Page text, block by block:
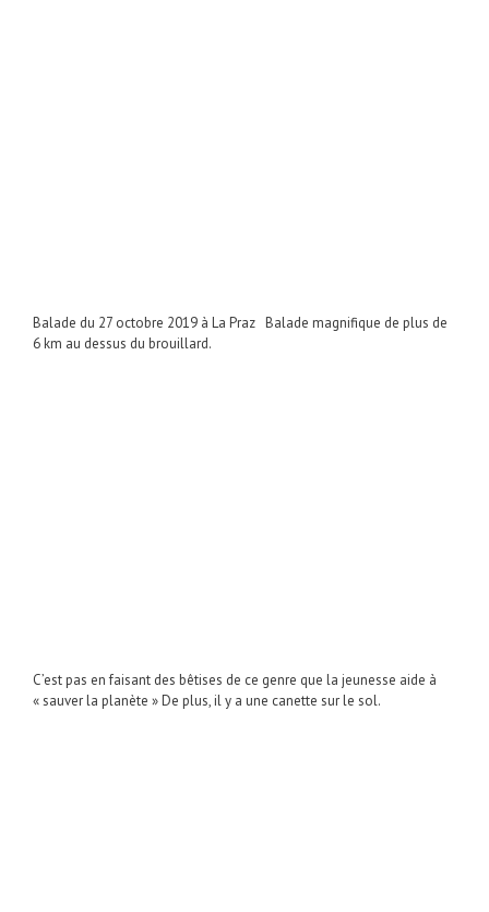
Balade du 27 octobre 2019 à La Praz Balade magnifique de plus de
6 km au dessus du brouillard.
C’est pas en faisant des bêtises de ce genre que la jeunesse aide à
« sauver la planète » De plus, il y a une canette sur le sol.